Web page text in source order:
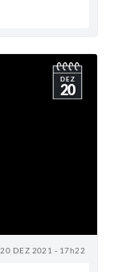
20 DEZ 2021 - 17h22
DEZ
20